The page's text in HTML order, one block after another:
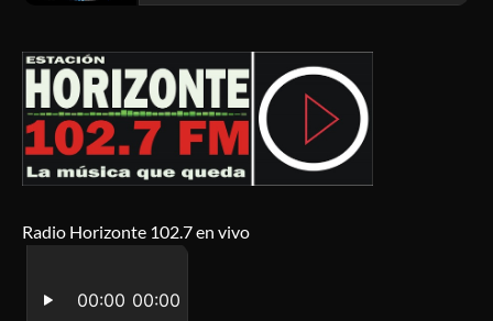
Radio Horizonte 102.7 en vivo